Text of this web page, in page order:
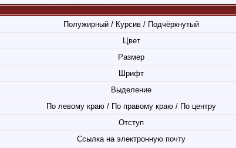
Полужирный / Курсив / Подчёркнутый
Цвет
Размер
Шрифт
Выделение
По левому краю / По правому краю / По центру
Отступ
Ссылка на электронную почту